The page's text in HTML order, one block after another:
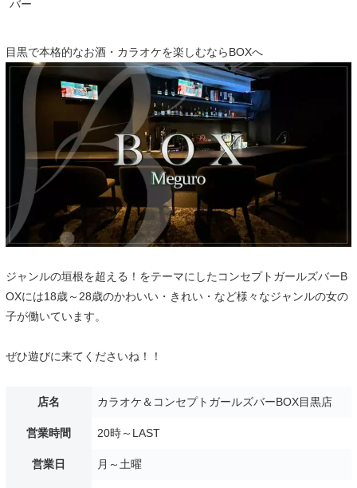
バー
目黒で本格的なお酒・カラオケを楽しむならBOXへ
ジャンルの垣根を超える！をテーマにしたコンセプトガールズバーB
OXには18歳～28歳のかわいい・きれい・など様々なジャンルの女の
子が働いています。
ぜひ遊びに来てくださいね！！
店名 カラオケ＆コンセプトガールズバーBOX目黒店
営業時間 20時～LAST
営業日 月～土曜